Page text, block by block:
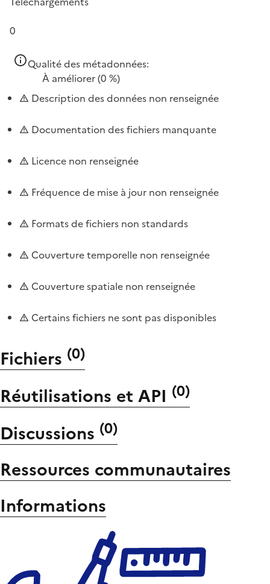
0
Qualité des métadonnées:
À améliorer(0 %)
Description des données non renseignée
Documentation des fichiers manquante
Licence non renseignée
Fréquence de mise à jour non renseignée
Formats de fichiers non standards
Couverture temporelle non renseignée
Couverture spatiale non renseignée
Certains fichiers ne sont pas disponibles
Fichiers (0)
Réutilisations et API (0)
Discussions (0)
Ressources communautaires
Informations